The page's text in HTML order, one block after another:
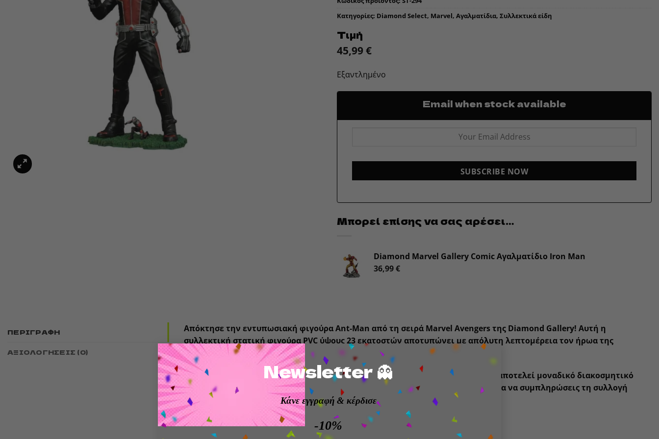
Newsletter 👻
Κάνε εγγραφή & κέρδισε
-10%
×
Κατηγορίες: Diamond Select, Marvel, Αγαλματίδια, Συλλεκτικά είδη
Τιμή
45,99€
Εξαντλημένο
Email when stock available
SUBSCRIBE NOW
Μπορεί επίσης να σας αρέσει…
Diamond Marvel Gallery Comic Αγαλματίδιο Iron Man
36,99€
ΠΕΡΙΓΡΑΦΉ
ΑΞΙΟΛΟΓΉΣΕΙΣ (0)
Απόκτησε την εντυπωσιακή φιγούραAnt-Man από τη σειρά Marvel Avengersτης Diamond Gallery! Αυτή η
συλλεκτική στατική φιγούρα PVC ύψους 23 εκατοστών αποτυπώνει με απόλυτη λεπτομέρεια τον ήρωα της
ταινίας
Ant-Man , ιδανική για τους φαν των Marvel και τους συλλέκτες.
Κατασκευασμένη με ποιοτικά υλικά και εξαιρετική σχεδίαση, η φιγούρα αυτή αποτελεί μοναδικό διακοσμητικό
και συλλεκτικό κομμάτι, που θα αναβαθμίσει κάθε χώρο. Ιδανική για δώρο ή για να συμπληρώσεις τη συλλογή
σου με τους αγαπημένους σου ήρωες.
🔹Ύψος φιγούρας: 23 εκ.